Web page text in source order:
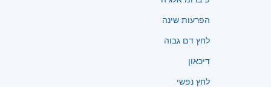
הפרעות שינה
לחץ דם גבוה
דיכאון
לחץ נפשי